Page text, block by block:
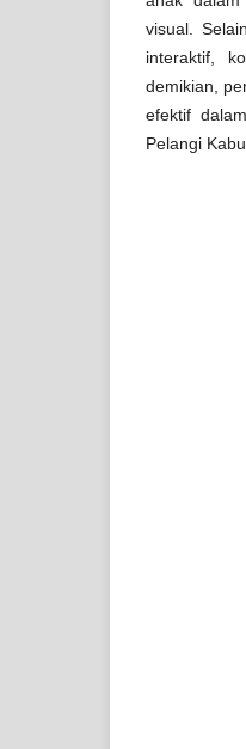
visual.
interaktif,
demikian,
efektif
Pelangi